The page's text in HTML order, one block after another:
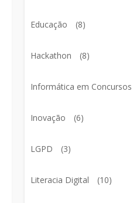
Educação (8)
Hackathon (8)
Informática em Concursos
Inovação (6)
LGPD (3)
Literacia Digital (10)